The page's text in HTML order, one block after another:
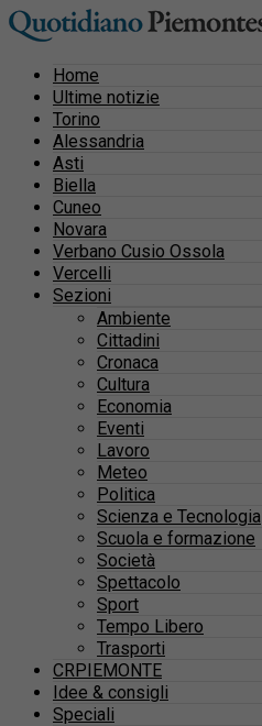
Home
Ultime notizie
Torino
Alessandria
Asti
Biella
Cuneo
Novara
Verbano Cusio Ossola
Vercelli
Sezioni
Ambiente
Cittadini
Cronaca
Cultura
Economia
Eventi
Lavoro
Meteo
Politica
Scienza e Tecnologia
Scuola e formazione
Società
Spettacolo
Sport
Tempo Libero
Trasporti
CRPIEMONTE
Idee & consigli
Speciali